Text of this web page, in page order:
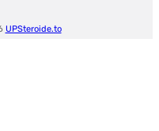
UPSteroide.to